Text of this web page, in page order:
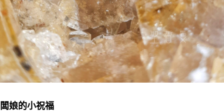
闆娘的小祝福